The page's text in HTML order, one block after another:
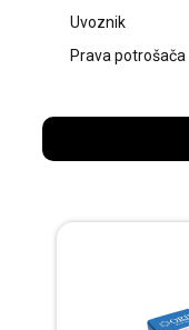
Uvoznik
Prava potrošača